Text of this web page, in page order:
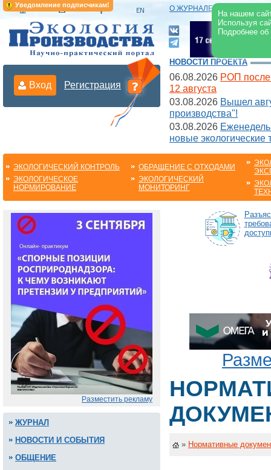
Уведомление подписчикам!
На нашем
Используя
Подробнее
О ЖУРНАЛЕ |
Вход Регистрация
НОВОСТИ ПРОЕКТА
06.08.2026 РОП после
12 августа
03.08.2026 Вышел
производства"!
03.08.2026
новые экологические
ЭКОЛОГИЧЕСКИЙ КОНТРОЛЬ
ЭКОЛОГИЧЕСКОЕ
НОРМИРОВАНИЕ
ОБРАЩЕНИЕ С ОТХОДАМИ
ЭКОЛОГИЧЕСКИЙ
МОНИТОРИНГ
Разместить рекламу
ЖУРНАЛ
НОВОСТИ И СОБЫТИЯ
ОБЩЕНИЕ
» Нормативные